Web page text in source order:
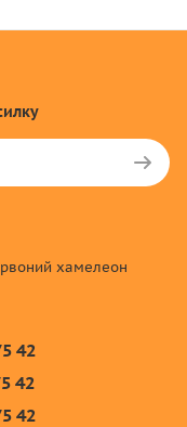
хамелеон
42
42
42